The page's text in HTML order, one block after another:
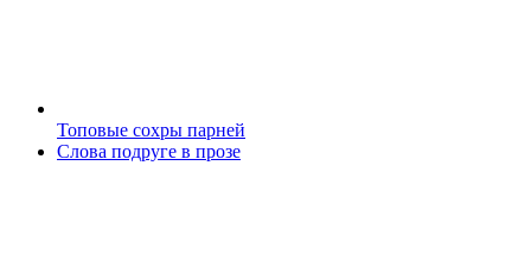
Топовые сохры парней
Слова подруге в прозе